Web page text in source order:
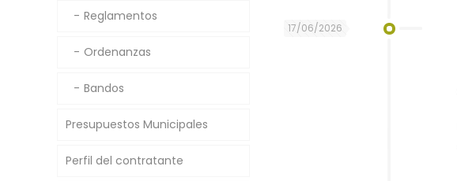
17/06/2026
Reglamentos
Ordenanzas
Bandos
Presupuestos Municipales
Perfil del contratante